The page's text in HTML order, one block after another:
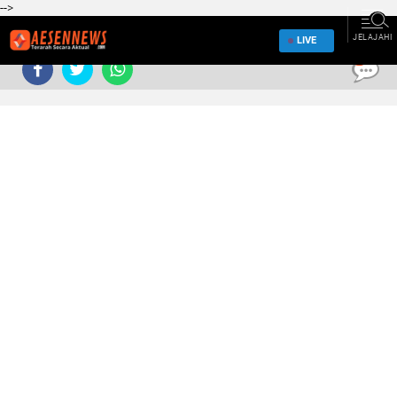
-->
LIVE JELAJAHI